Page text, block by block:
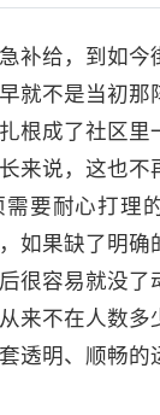
链接被拦截
PC 其他
补给，到如今
就不是当初那
根成了社区里
来说，这也不
要耐心打理
如果缺了明确
很容易就没了
来不在人数多
透明、顺畅的